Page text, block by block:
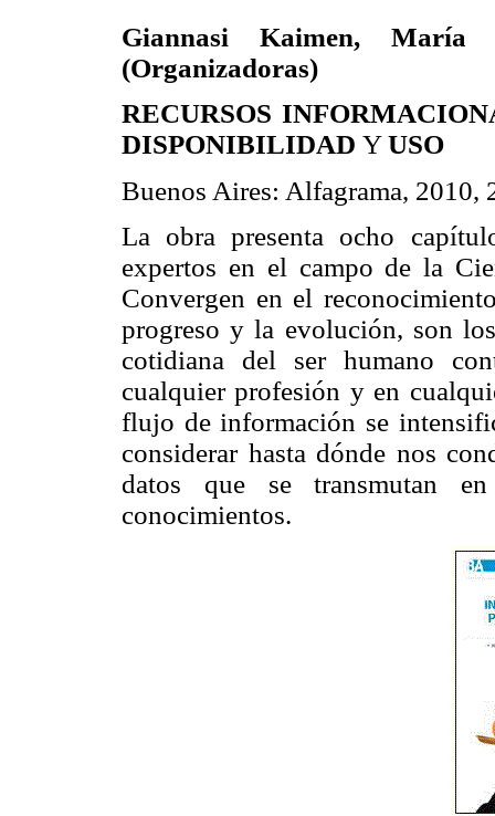
Giannasi Kaimen,
(Organizadoras)
RECURSOS
DISPONIBILIDAD YUSO
Buenos Aires: Alfagrama, 2010,
La obra presenta ocho
expertos en el campo de la
Convergen en el
progreso y la evolución, son
cotidiana del ser humano
cualquier profesión y en
flujo de información se
considerar hasta dónde nos
datos que se transmutan
conocimientos.